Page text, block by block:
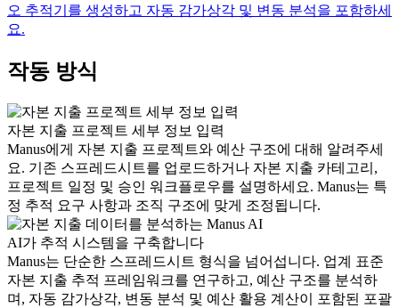
오 추적기를 생성하고 자동 감가상각 및 변동 분석을 포함하세
요.
작동 방식
자본 지출 프로젝트 세부 정보 입력
Manus에게 자본 지출 프로젝트와 예산 구조에 대해 알려주세
요. 기존 스프레드시트를 업로드하거나 자본 지출 카테고리,
프로젝트 일정 및 승인 워크플로우를 설명하세요. Manus는 특
정 추적 요구 사항과 조직 구조에 맞게 조정됩니다.
AI가 추적 시스템을 구축합니다
Manus는 단순한 스프레드시트 형식을 넘어섭니다. 업계 표준
자본 지출 추적 프레임워크를 연구하고, 예산 구조를 분석하
며, 자동 감가상각, 변동 분석 및 예산 활용 계산이 포함된 포괄